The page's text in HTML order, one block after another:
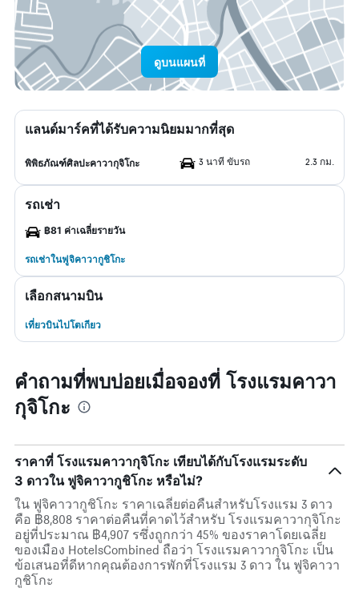
ดูบนแผนที่
แลนด์มาร์คที่ได้รับความนิยมมากที่สุด
พิพิธภัณฑ์ศิลปะคาวากุจิโกะ 3 นาที ขับรถ 2.3 กม.
รถเช่า
฿81 ค่าเฉลี่ยรายวัน
รถเช่าในฟูจิคาวากูชิโกะ
เลือกสนามบิน
เที่ยวบินไปโตเกียว
คำถามที่พบบ่อยเมื่อจองที่ โรงแรมคาวา
กุจิโกะ
ราคาที่ โรงแรมคาวากุจิโกะ เทียบได้กับโรงแรมระดับ
3 ดาวใน ฟูจิคาวากูชิโกะ หรือไม่?
ใน ฟูจิคาวากูชิโกะ ราคาเฉลี่ยต่อคืนสำหรับโรงแรม 3 ดาว
คือ ฿8,808 ราคาต่อคืนที่คาดไว้สำหรับ โรงแรมคาวากุจิโกะ
อยู่ที่ประมาณ ฿4,907 รซึ่งถูกกว่า 45% ของราคาโดยเฉลี่ย
ของเมือง HotelsCombined ถือว่า โรงแรมคาวากุจิโกะ เป็น
ข้อเสนอที่ดีหากคุณต้องการพักที่โรงแรม 3 ดาว ใน ฟูจิคาวา
กูชิโกะ